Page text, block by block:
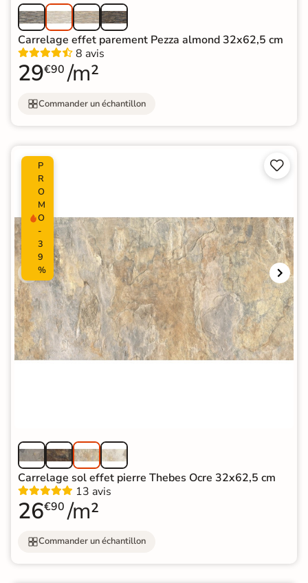
Carrelage effet parement Pezza almond 32x62,5 cm
8 avis
29€90 /m²
Commander un échantillon
P
R
O
M
O
-
3
9
%


Carrelage sol effet pierre Thebes Ocre 32x62,5 cm
13 avis
26€90 /m²
Commander un échantillon